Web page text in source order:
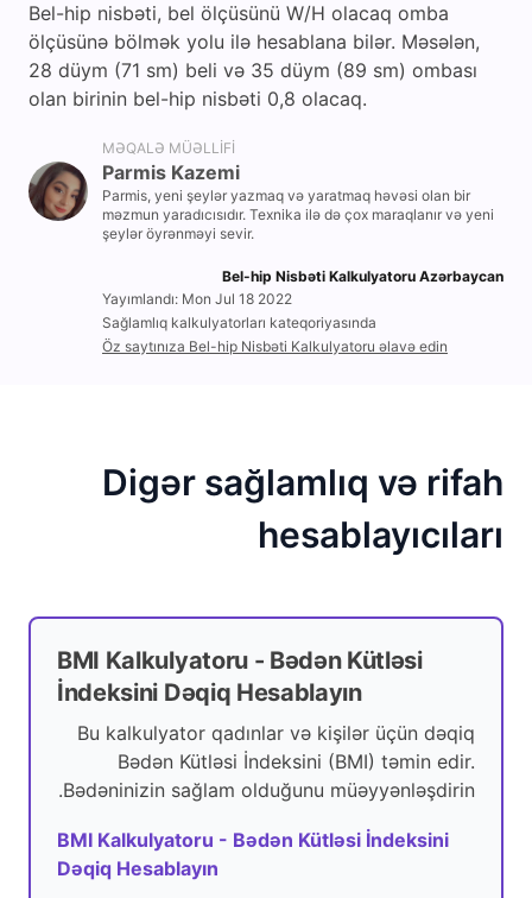
Bel-hip nisbəti, bel ölçüsünü W/H olacaq omba
ölçüsünə bölmək yolu ilə hesablana bilər. Məsələn,
28 düym (71 sm) beli və 35 düym (89 sm) ombası
olan birinin bel-hip nisbəti 0,8 olacaq.
MƏQALƏ MÜƏLLIFI
Parmis Kazemi
Parmis, yeni şeylər yazmaq və yaratmaq həvəsi olan bir
məzmun yaradıcısıdır. Texnika ilə də çox maraqlanır və yeni
şeylər öyrənməyi sevir.
Bel-hip Nisbəti Kalkulyatoru Azərbaycan
Yayımlandı: Mon Jul 18 2022
Sağlamlıq kalkulyatorları kateqoriyasında
Öz saytınıza Bel-hip Nisbəti Kalkulyatoru əlavə edin
Digər sağlamlıq və rifah
hesablayıcıları
BMI Kalkulyatoru - Bədən Kütləsi
İndeksini Dəqiq Hesablayın
Bu kalkulyator qadınlar və kişilər üçün dəqiq
Bədən Kütləsi İndeksini (BMI) təmin edir.
Bədəninizin sağlam olduğunu müəyyənləşdirin.
BMI Kalkulyatoru - Bədən Kütləsi İndeksini
Dəqiq Hesablayın